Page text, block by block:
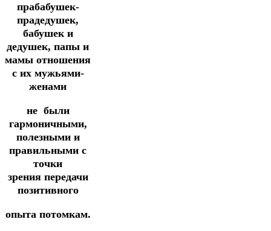
прабабушек-
прадедушек,
бабушек и
дедушек, папы и
мамы отношения
с их мужьями-
женами
не были
гармоничными,
полезными и
правильными с
точки
зрения передачи
позитивного
опыта потомкам.